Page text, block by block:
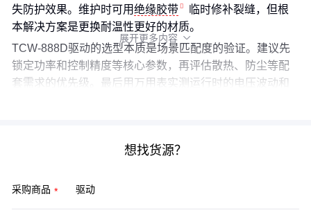
失防护效果。维护时可用绝缘胶带
临时修补裂缝，但根
本解决方案是更换耐温性更好的材质。
TCW-888D驱动的选型本质是场景匹配度的验证。建议先
锁定功率和控制精度等核心参数，再评估散热、防尘等配
套需求的优先级。最后用万用表实测运行时的电压波动和
展开更多内容 
想找货源？
采购商品